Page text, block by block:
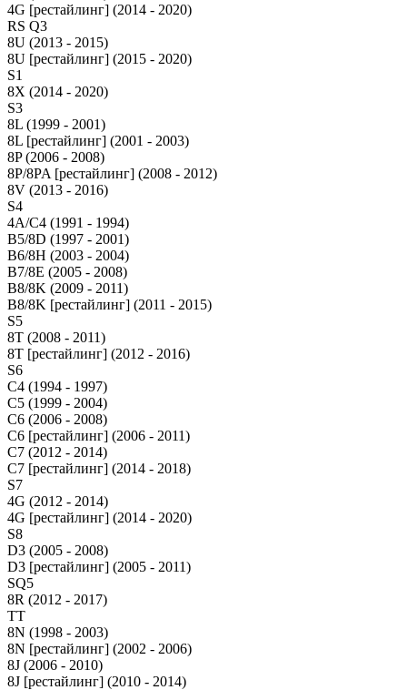
4G [рестайлинг] (2014 - 2020)
RS Q3
8U (2013 - 2015)
8U [рестайлинг] (2015 - 2020)
S1
8X (2014 - 2020)
S3
8L (1999 - 2001)
8L [рестайлинг] (2001 - 2003)
8P (2006 - 2008)
8P/8PA [рестайлинг] (2008 - 2012)
8V (2013 - 2016)
S4
4A/C4 (1991 - 1994)
B5/8D (1997 - 2001)
B6/8H (2003 - 2004)
B7/8E (2005 - 2008)
B8/8K (2009 - 2011)
B8/8K [рестайлинг] (2011 - 2015)
S5
8T (2008 - 2011)
8T [рестайлинг] (2012 - 2016)
S6
C4 (1994 - 1997)
C5 (1999 - 2004)
C6 (2006 - 2008)
C6 [рестайлинг] (2006 - 2011)
C7 (2012 - 2014)
C7 [рестайлинг] (2014 - 2018)
S7
4G (2012 - 2014)
4G [рестайлинг] (2014 - 2020)
S8
D3 (2005 - 2008)
D3 [рестайлинг] (2005 - 2011)
SQ5
8R (2012 - 2017)
TT
8N (1998 - 2003)
8N [рестайлинг] (2002 - 2006)
8J (2006 - 2010)
8J [рестайлинг] (2010 - 2014)